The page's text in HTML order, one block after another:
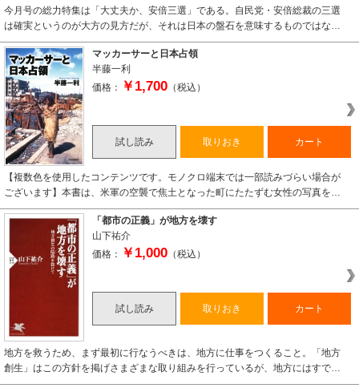
今月号の総力特集は「大丈夫か、安倍三選」である。自民党・安倍総裁の三選
は確実というのが大方の見方だが、それは日本の盤石を意味するものではな…
マッカーサーと日本占領
半藤一利
価格：
￥1,700 （税込）
試し読み 取りおき カート
【複数色を使用したコンテンツです。モノクロ端末では一部読みづらい場合が
ございます】本書は、米軍の空襲で焦土となった町にたたずむ女性の写真を…
「都市の正義」が地方を壊す
山下祐介
価格：
￥1,000 （税込）
試し読み 取りおき カート
地方を救うため、まず最初に行なうべきは、地方に仕事をつくること。「地方
創生」はこの方針を掲げさまざまな取り組みを行っているが、地方にはすで…